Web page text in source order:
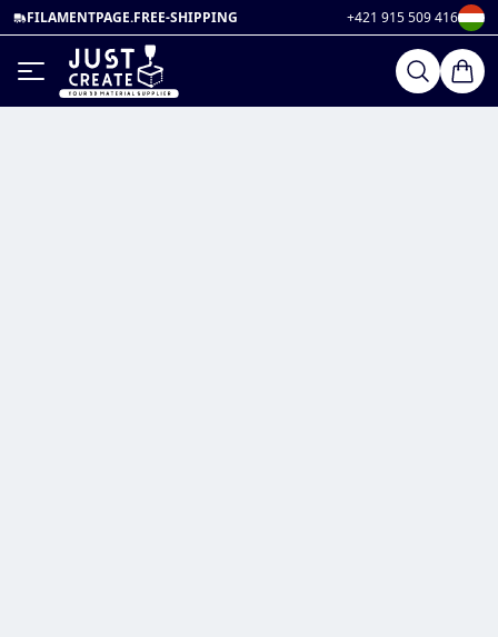
FILAMENTPAGE.FREE-SHIPPING +421 915 509 416